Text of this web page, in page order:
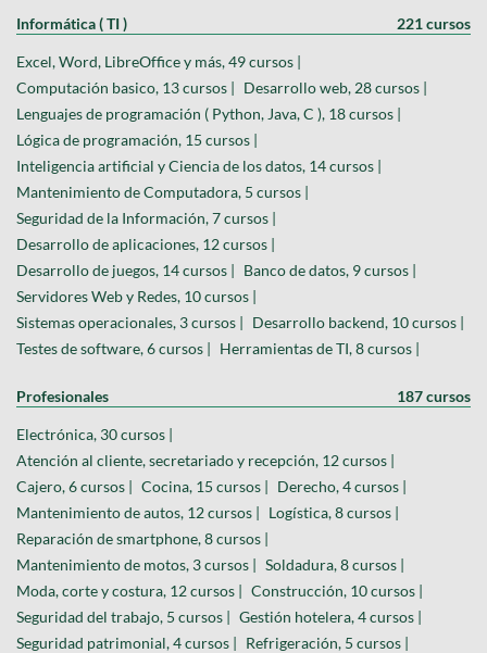
Informática ( TI ) 221 cursos
Excel, Word, LibreOffice y más, 49 cursos |
Computación basico, 13 cursos | Desarrollo web, 28 cursos |
Lenguajes de programación ( Python, Java, C ), 18 cursos |
Lógica de programación, 15 cursos |
Inteligencia artificial y Ciencia de los datos, 14 cursos |
Mantenimiento de Computadora, 5 cursos |
Seguridad de la Información, 7 cursos |
Desarrollo de aplicaciones, 12 cursos |
Desarrollo de juegos, 14 cursos | Banco de datos, 9 cursos |
Servidores Web y Redes, 10 cursos |
Sistemas operacionales, 3 cursos | Desarrollo backend, 10 cursos |
Testes de software, 6 cursos | Herramientas de TI, 8 cursos |
Profesionales 187 cursos
Electrónica, 30 cursos |
Atención al cliente, secretariado y recepción, 12 cursos |
Cajero, 6 cursos | Cocina, 15 cursos | Derecho, 4 cursos |
Mantenimiento de autos, 12 cursos | Logística, 8 cursos |
Reparación de smartphone, 8 cursos |
Mantenimiento de motos, 3 cursos | Soldadura, 8 cursos |
Moda, corte y costura, 12 cursos | Construcción, 10 cursos |
Seguridad del trabajo, 5 cursos | Gestión hotelera, 4 cursos |
Seguridad patrimonial, 4 cursos | Refrigeración, 5 cursos |